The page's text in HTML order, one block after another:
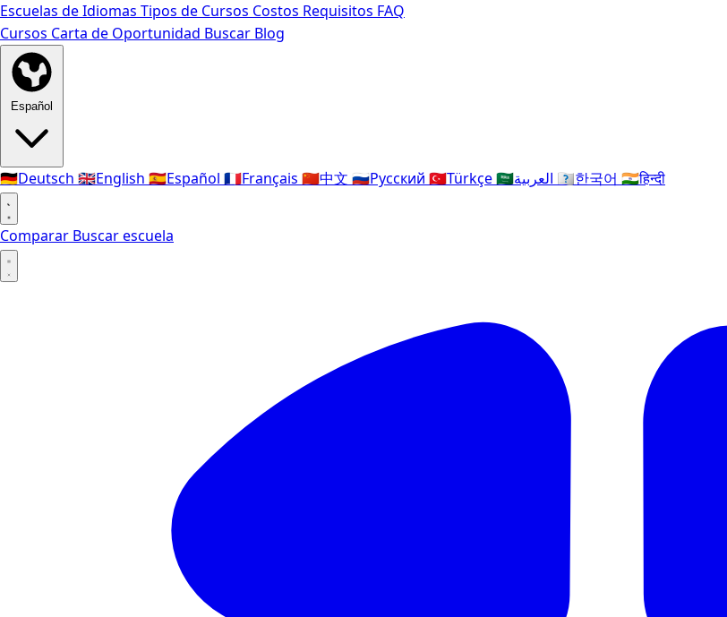
Escuelas de Idiomas Tipos de Cursos Costos Requisitos FAQ
Cursos Carta de Oportunidad Buscar Blog
Español
🇩🇪Deutsch 🇬🇧English 🇪🇸Español 🇫🇷Français 🇨🇳中文 🇷🇺Русский 🇹🇷Türkçe🇸🇦 🇰🇷한국어 🇮🇳हिन्दी
Comparar Buscar escuela